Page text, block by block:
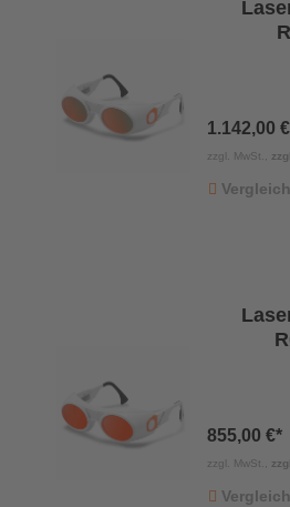
1.142,00
zzgl. MwSt.,
855,00 €*
zzgl. MwSt.,